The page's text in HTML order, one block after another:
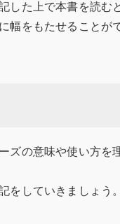
した上で本書を読む
幅をもたせることが
ズの意味や使い方を
をしていきましょう